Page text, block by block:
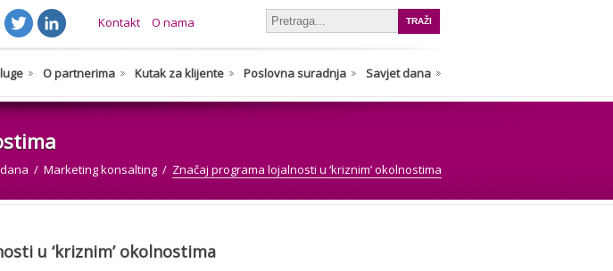
Kontakt O nama
O partnerima Kutak za klijente Poslovna suradnja Savjet dana
Marketing konsalting Značaj programa lojalnosti u ‘kriznim’ okolnostima
u ‘kriznim’ okolnostima